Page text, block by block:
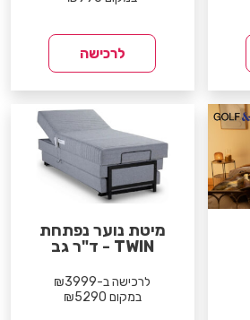
לרכישה
מיטת נוער נפתחת
TWIN - ד"ר גב
לרכישה ב-₪3999
במקום ₪5290